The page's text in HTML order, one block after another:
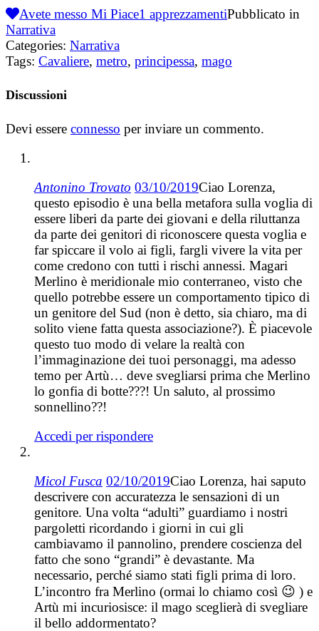
Avete messo Mi Piace1 apprezzamentiPubblicato in
Narrativa
Categories: Narrativa
Tags: Cavaliere, metro, principessa, mago
Discussioni
Devi essere connesso per inviare un commento.
Antonino Trovato 03/10/2019Ciao Lorenza,
questo episodio è una bella metafora sulla voglia di
essere liberi da parte dei giovani e della riluttanza
da parte dei genitori di riconoscere questa voglia e
far spiccare il volo ai figli, fargli vivere la vita per
come credono con tutti i rischi annessi. Magari
Merlino è meridionale mio conterraneo, visto che
quello potrebbe essere un comportamento tipico di
un genitore del Sud (non è detto, sia chiaro, ma di
solito viene fatta questa associazione?). È piacevole
questo tuo modo di velare la realtà con
l’immaginazione dei tuoi personaggi, ma adesso
temo per Artù… deve svegliarsi prima che Merlino
lo gonfia di botte???! Un saluto, al prossimo
sonnellino??!
Accedi per rispondere
Micol Fusca 02/10/2019Ciao Lorenza, hai saputo
descrivere con accuratezza le sensazioni di un
genitore. Una volta “adulti” guardiamo i nostri
pargoletti ricordando i giorni in cui gli
cambiavamo il pannolino, prendere coscienza del
fatto che sono “grandi” è devastante. Ma
necessario, perché siamo stati figli prima di loro.
L’incontro fra Merlino (ormai lo chiamo così 😉 ) e
Artù mi incuriosisce: il mago sceglierà di svegliare
il bello addormentato?